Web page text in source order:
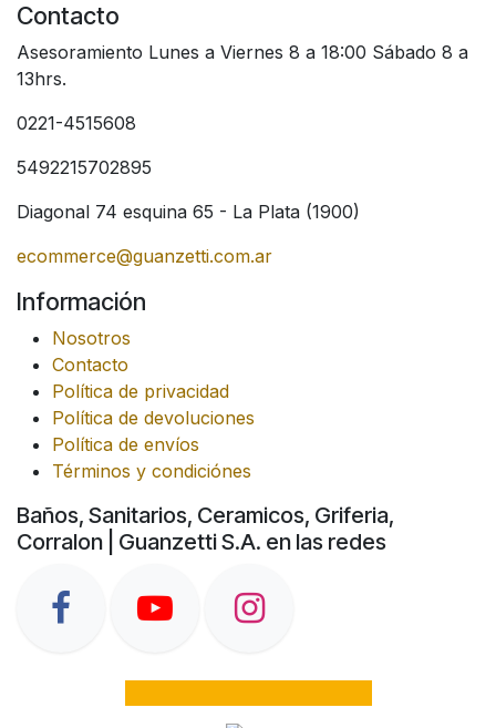
Contacto
Asesoramiento Lunes a Viernes 8 a 18:00 Sábado 8 a
13hrs.
0221-4515608
5492215702895
Diagonal 74 esquina 65 - La Plata (1900)
ecommerce@guanzetti.com.ar
Información
Nosotros
Contacto
Política de privacidad
Política de devoluciones
Política de envíos
Términos y condiciónes
Baños, Sanitarios, Ceramicos, Griferia,
Corralon | Guanzetti S.A. en las redes